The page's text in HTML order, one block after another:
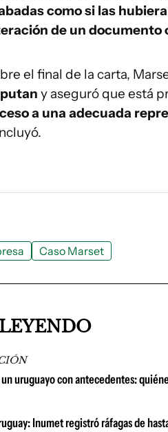
como si las
de un documento
el final de la carta,
y aseguró que está
a una adecuada
Caso Marset
uruguayo con antecedentes:
Inumet registró ráfagas de